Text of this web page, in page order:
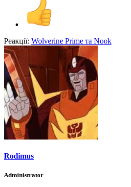
Реакції: Wolverine Prime та Nook
Rodimus
Administrator